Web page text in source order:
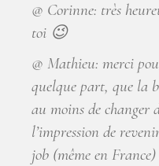
@ Corinne: très
toi 😉
@ Mathieu: merci
quelque part, que la
au moins de changer
l’impression de
job (même en